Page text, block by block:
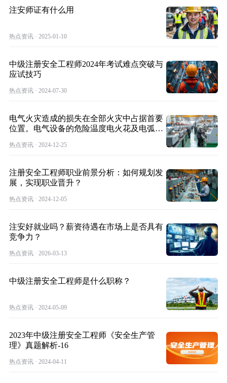
注安师证有什么用
热点资讯 · 2025-01-10
中级注册安全工程师2024年考试难点突破与
应试技巧
热点资讯 · 2024-07-30
电气火灾造成的损失在全部火灾中占据首要
位置。电气设备的危险温度电火花及电弧是
热点资讯 · 2024-12-25
注册安全工程师职业前景分析：如何规划发
展，实现职业晋升？
热点资讯 · 2024-12-05
注安好就业吗？薪资待遇在市场上是否具有
竞争力？
热点资讯 · 2026-03-13
中级注册安全工程师是什么职称？
热点资讯 · 2024-05-09
2023年中级注册安全工程师《安全生产管
理》真题解析-16
热点资讯 · 2024-04-11